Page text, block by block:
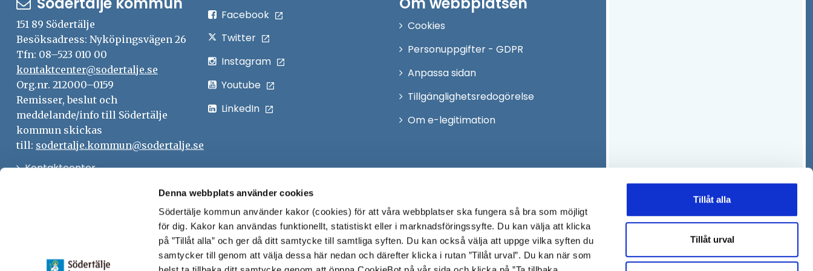
Denna webbplats använder cookies
Södertälje kommun använder kakor (cookies) för att våra webbplatser ska fungera så bra som möjligt
för dig. Kakor kan användas funktionellt, statistiskt eller i marknadsföringssyfte. Du kan välja att klicka
på ”Tillåt alla” och ger då ditt samtycke till samtliga syften. Du kan också välja att uppge vilka syften du
samtycker till genom att välja dessa här nedan och därefter klicka i rutan ”Tillåt urval”. Du kan när som
Tillåt alla
Tillåt urval
151 89 Södertälje
Besöksadress: Nyköpingsvägen 26
Tfn: 08–523 010 00
kontaktcenter@sodertalje.se
Org.nr. 212000–0159
Remisser, beslut och
meddelande/info till Södertälje
kommun skickas
till: sodertalje.kommun@sodertalje.se
KontaktcenterÖppna
fönster
Anslagstavla
Facebook
Twitter
Instagram
Youtube
LinkedIn
Cookies
Personuppgifter - GDPR
Anpassa sidan
Tillgänglighetsredogörelse
Om e-legitimation